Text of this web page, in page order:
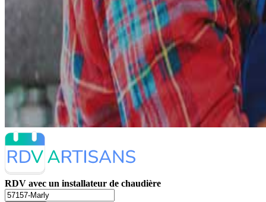
RDV avec un installateur de chaudière